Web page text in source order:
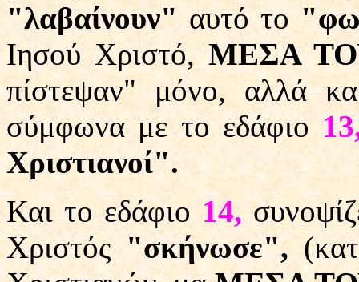
"λαβαίνουν" αυτό το
Ιησού Χριστό,ΜΕΣΑ
πίστεψαν" μόνο, αλλά
σύμφωνα με το εδάφιο
Χριστιανοί".
Και το εδάφιο 14,
Χριστός "σκήνωσε",